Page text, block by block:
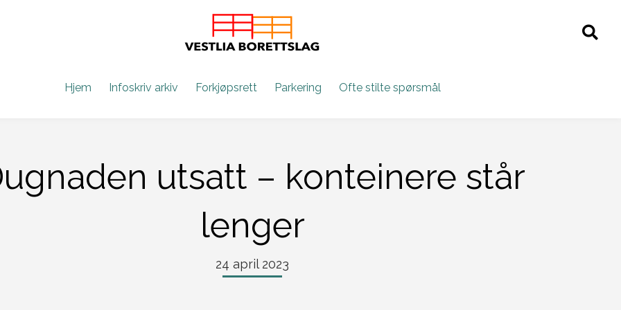
Hjem Infoskriv arkiv Forkjøpsrett Parkering Ofte stilte spørsmål
utsatt – konteinere står
lenger
24 april 2023